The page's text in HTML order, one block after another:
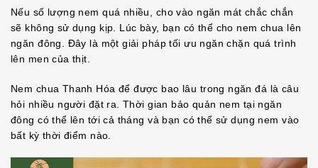
Nếu số lượng nem quá nhiều, cho vào ngăn mát chắc chắn
sẽ không sử dụng kịp. Lúc bày, bạn có thể cho nem chua lên
ngăn đông. Đây là một giải pháp tối ưu ngăn chặn quá trình
lên men của thịt.
Nem chua Thanh Hóa để được bao lâu trong ngăn đá là câu
hỏi nhiều người đặt ra. Thời gian bảo quản nem tại ngăn
đông có thể lên tới cả tháng và bạn có thể sử dụng nem vào
bất kỳ thời điểm nào.